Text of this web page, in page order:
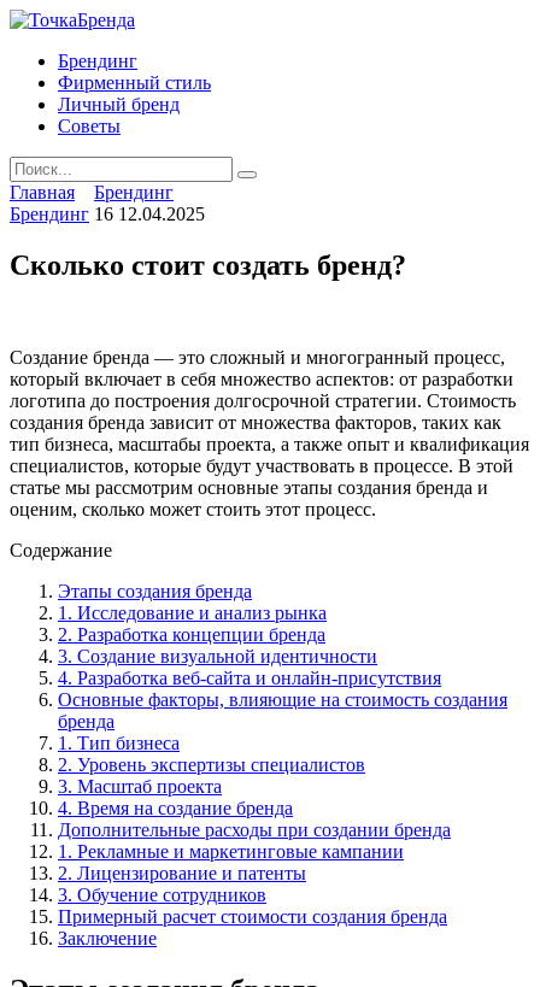
Skip
contentБрендинг
Фирменный стиль
Личный бренд
Советы
Search
for:
Главная
Брендинг
Брендинг 16 12.04.2025
Сколько стоит создать бренд?
Создание бренда — это сложный и многогранный процесс,
который включает в себя множество аспектов: от разработки
логотипа до построения долгосрочной стратегии. Стоимость
создания бренда зависит от множества факторов, таких как
тип бизнеса, масштабы проекта, а также опыт и квалификация
специалистов, которые будут участвовать в процессе. В этой
статье мы рассмотрим основные этапы создания бренда и
оценим, сколько может стоить этот процесс.
Содержание
Этапы создания бренда
1. Исследование и анализ рынка
2. Разработка концепции бренда
3. Создание визуальной идентичности
4. Разработка веб-сайта и онлайн-присутствия
Основные факторы, влияющие на стоимость создания
бренда
1. Тип бизнеса
2. Уровень экспертизы специалистов
3. Масштаб проекта
4. Время на создание бренда
Дополнительные расходы при создании бренда
1. Рекламные и маркетинговые кампании
2. Лицензирование и патенты
3. Обучение сотрудников
Примерный расчет стоимости создания бренда
Заключение